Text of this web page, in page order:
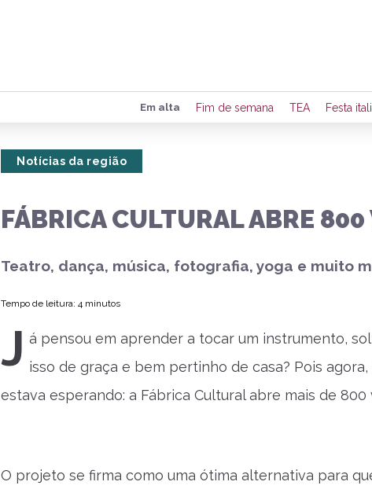
Preencha seus
de eventos e
Em alta Fim de semana TEA Festa
Notícias da região
FÁBRICA CULTURAL ABRE
Teatro, dança, música, fotografia, yoga e muito
Tempo de leitura: 4 minutos
J á pensou em aprender a tocar um instrumento,
isso de graça e bem pertinho de casa? Pois
estava esperando: a Fábrica Cultural abre mais de
O projeto se firma como uma ótima alternativa para